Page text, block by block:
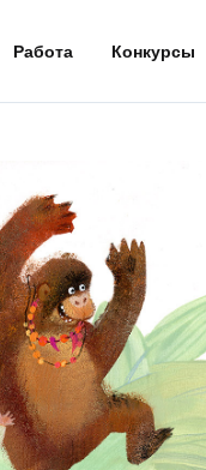
Работа Конкурсы